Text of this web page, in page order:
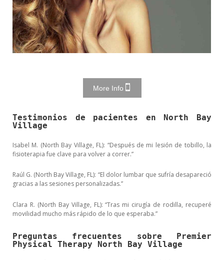
More Info
Testimonios de pacientes en North Bay
Village
Isabel M. (North Bay Village, FL): “Después de mi lesión de tobillo, la
fisioterapia fue clave para volver a correr.”
Raúl G. (North Bay Village, FL): “El dolor lumbar que sufría desapareció
gracias a las sesiones personalizadas.”
Clara R. (North Bay Village, FL): “Tras mi cirugía de rodilla, recuperé
movilidad mucho más rápido de lo que esperaba.”
Preguntas frecuentes sobre Premier
Physical Therapy North Bay Village